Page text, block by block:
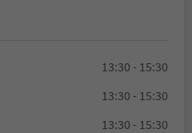
13:30 - 15:30
13:30 - 15:30
13:30 - 15:30